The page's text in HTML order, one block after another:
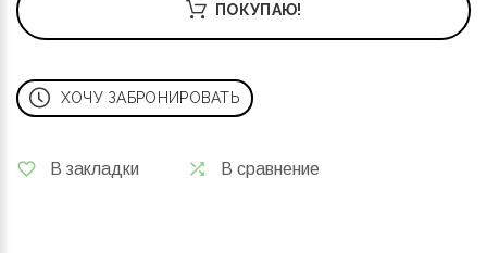
ПОКУПАЮ!
ХОЧУ ЗАБРОНИРОВАТЬ
В закладки В сравнение